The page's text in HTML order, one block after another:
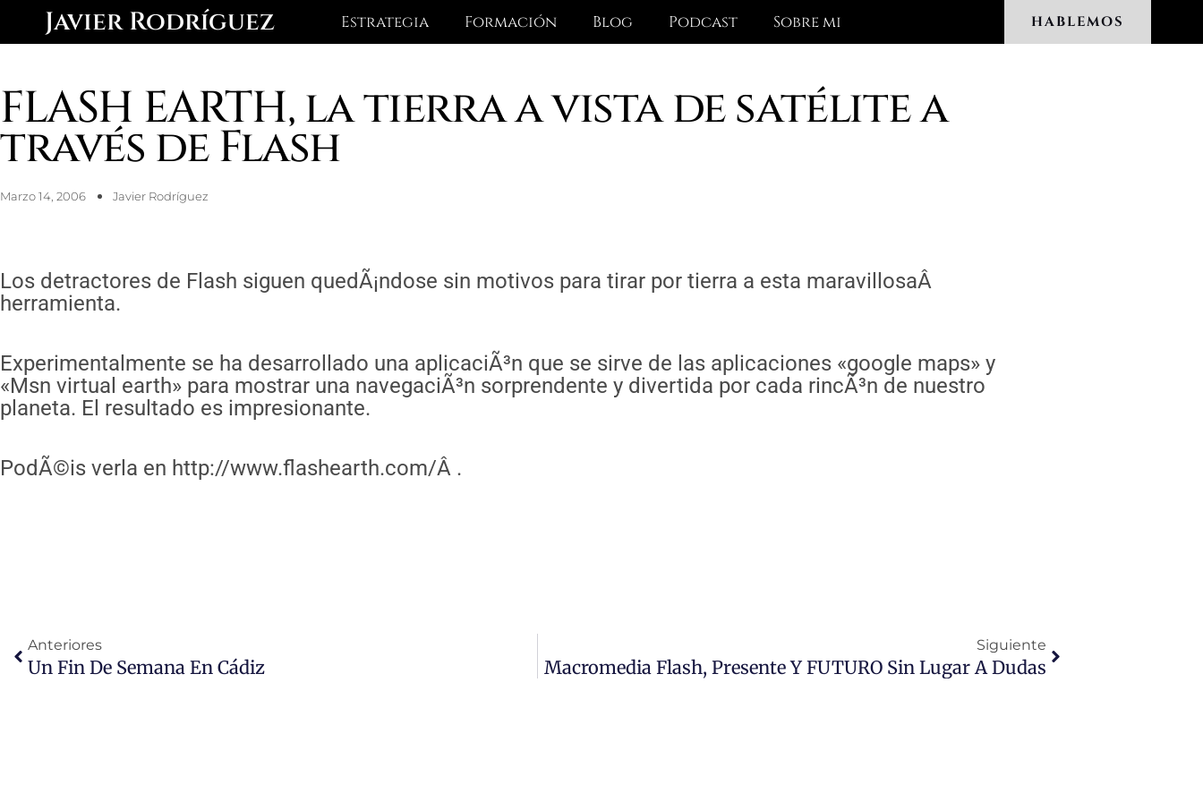
Javier Rodríguez Estrategia Formación Blog Podcast Sobre mi HABLEMOS
FLASH EARTH, la tierra a vista de satélite a
través de Flash
Marzo 14, 2006 Javier Rodríguez
Los detractores de Flash siguen quedÃ¡ndose sin motivos para tirar por tierra a esta maravillosaÂ
herramienta.
Experimentalmente se ha desarrollado una aplicaciÃ³n que se sirve de las aplicaciones «google maps» y
«Msn virtual earth» para mostrar una navegaciÃ³n sorprendente y divertida por cada rincÃ³n de nuestro
planeta. El resultado es impresionante.
PodÃ©is verla en http://www.flashearth.com/Â .
Anteriores
Un Fin De Semana En Cádiz
Siguiente
Macromedia Flash, Presente Y FUTURO Sin Lugar A Dudas